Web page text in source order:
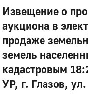
Извещение о
аукциона в
продаже
земель
кадастровым
УР, г. Глазов,